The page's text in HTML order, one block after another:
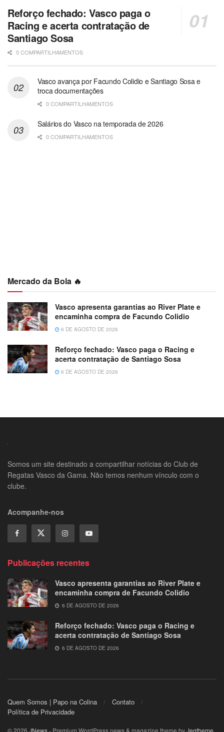
Reforço fechado: Vasco paga o
Racing e acerta contratação de
Santiago Sosa
0 COMPARTILHAMENTOS
Vasco avança por Facundo Colidio e Santiago Sosa e
troca documentações
0 COMPARTILHAMENTOS
Salários do Vasco na temporada de 2026
0 COMPARTILHAMENTOS
Mercado da Bola 🔥
Vasco apresenta garantias ao River Plate e
encaminha compra de Facundo Colidio
6 DE AGOSTO DE 2026
Reforço fechado: Vasco paga o Racing e
acerta contratação de Santiago Sosa
6 DE AGOSTO DE 2026
Somos um site destinado a compartilhar notícias do Club de
Regatas Vasco da Gama. Não temos nenhum vínculo com o
clube.
Acompanhe-nos
Publicações recentes
Vasco apresenta garantias ao River Plate e
encaminha compra de Facundo Colidio
6 DE AGOSTO DE 2026
Reforço fechado: Vasco paga o Racing e
acerta contratação de Santiago Sosa
6 DE AGOSTO DE 2026
Quem Somos | Papo na Colina
Contato
Política de Privacidade